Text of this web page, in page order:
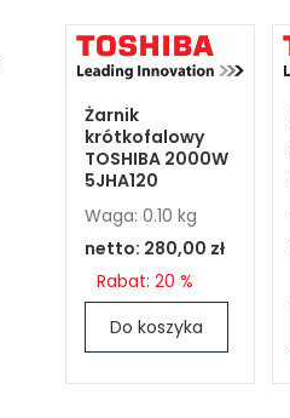
Żarnik
krótkofalowy
TOSHIBA 2000W
5JHA120
Waga: 0.10 kg
netto: 280,00 zł
Rabat: 20 %
Do koszyka